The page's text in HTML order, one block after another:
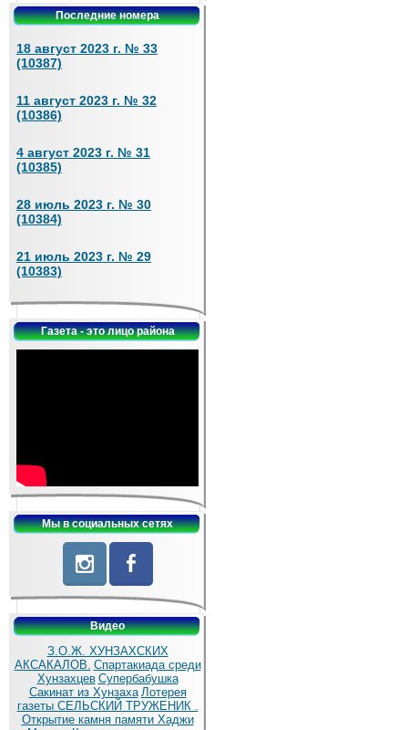
Последние номера
18 август 2023 г. № 33
(10387)
11 август 2023 г. № 32
(10386)
4 август 2023 г. № 31
(10385)
28 июль 2023 г. № 30
(10384)
21 июль 2023 г. № 29
(10383)
Газета - это лицо района
Мы в социальных сетях
Видео
З.О.Ж. ХУНЗАХСКИХ
АКСАКАЛОВ. Спартакиада среди
Хунзахцев Супербабушка
Сакинат из Хунзаха Лотерея
газеты СЕЛЬСКИЙ ТРУЖЕНИК .
Открытие камня памяти Хаджи